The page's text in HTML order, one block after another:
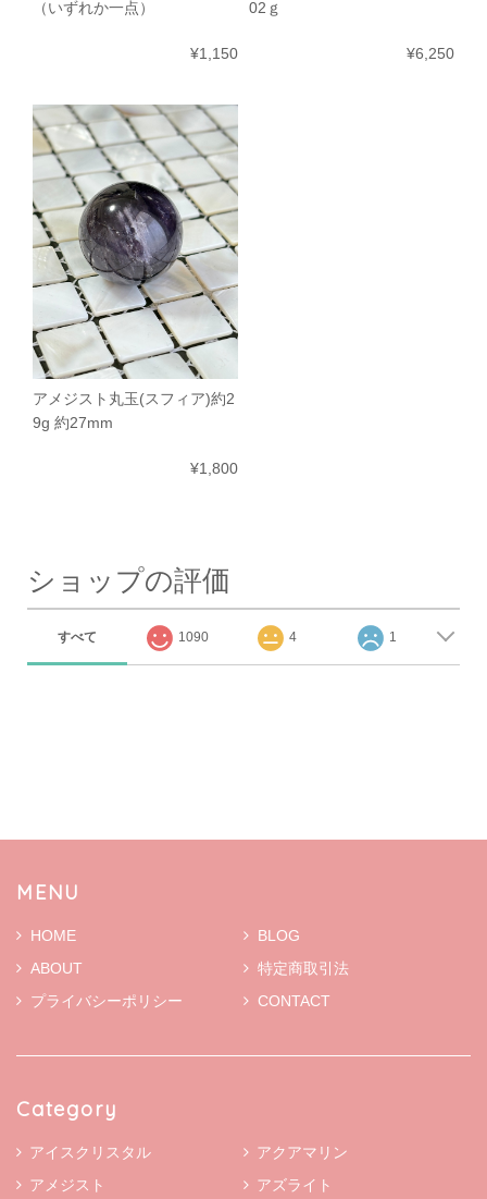
（いずれか一点）
¥1,150
02ｇ
¥6,250
アメジスト丸玉(スフィア)約2
9g 約27mm
¥1,800
ショップの評価
すべて 1090 4 1
MENU
HOME
BLOG
ABOUT
特定商取引法
プライバシーポリシー
CONTACT
Category
アイスクリスタル
アクアマリン
アメジスト
アズライト